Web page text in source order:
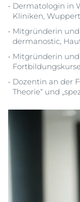
Dermatologin in
Kliniken,
Mitgründerin
dermanostic,
Mitgründerin
Dozentin an der
Theorie“ und